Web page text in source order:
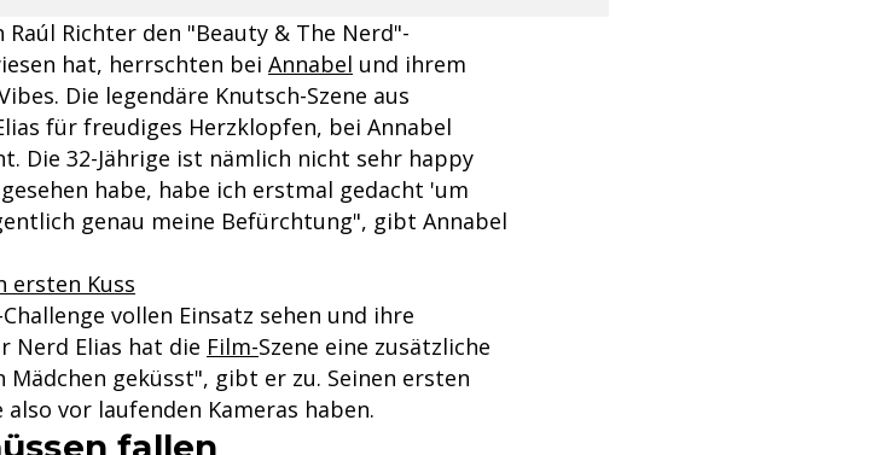
Raúl Richter den "Beauty & The Nerd"-
hat, herrschten bei Annabel und ihrem
Die legendäre Knutsch-Szene aus
für freudiges Herzklopfen, bei Annabel
Die 32-Jährige ist nämlich nicht sehr happy
habe, habe ich erstmal gedacht 'um
genau meine Befürchtung", gibt Annabel
ersten Kuss
vollen Einsatz sehen und ihre
Nerd Elias hat die Film-Szene eine zusätzliche
Mädchen geküsst", gibt er zu. Seinen ersten
vor laufenden Kameras haben.
fallen